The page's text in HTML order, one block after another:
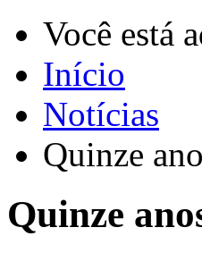
Você está
Início
Notícias
Quinze
Quinze